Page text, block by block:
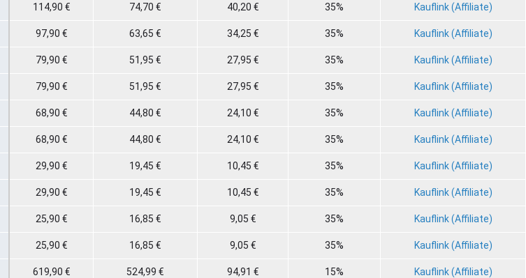
114,90 € 74,70 € 40,20 € 35% Kauflink (Affiliate)
97,90 € 63,65 € 34,25 € 35% Kauflink (Affiliate)
79,90 € 51,95 € 27,95 € 35% Kauflink (Affiliate)
79,90 € 51,95 € 27,95 € 35% Kauflink (Affiliate)
68,90 € 44,80 € 24,10 € 35% Kauflink (Affiliate)
68,90 € 44,80 € 24,10 € 35% Kauflink (Affiliate)
29,90 € 19,45 € 10,45 € 35% Kauflink (Affiliate)
29,90 € 19,45 € 10,45 € 35% Kauflink (Affiliate)
25,90 € 16,85 € 9,05 € 35% Kauflink (Affiliate)
25,90 € 16,85 € 9,05 € 35% Kauflink (Affiliate)
619,90 € 524,99 € 94,91 € 15% Kauflink (Affiliate)